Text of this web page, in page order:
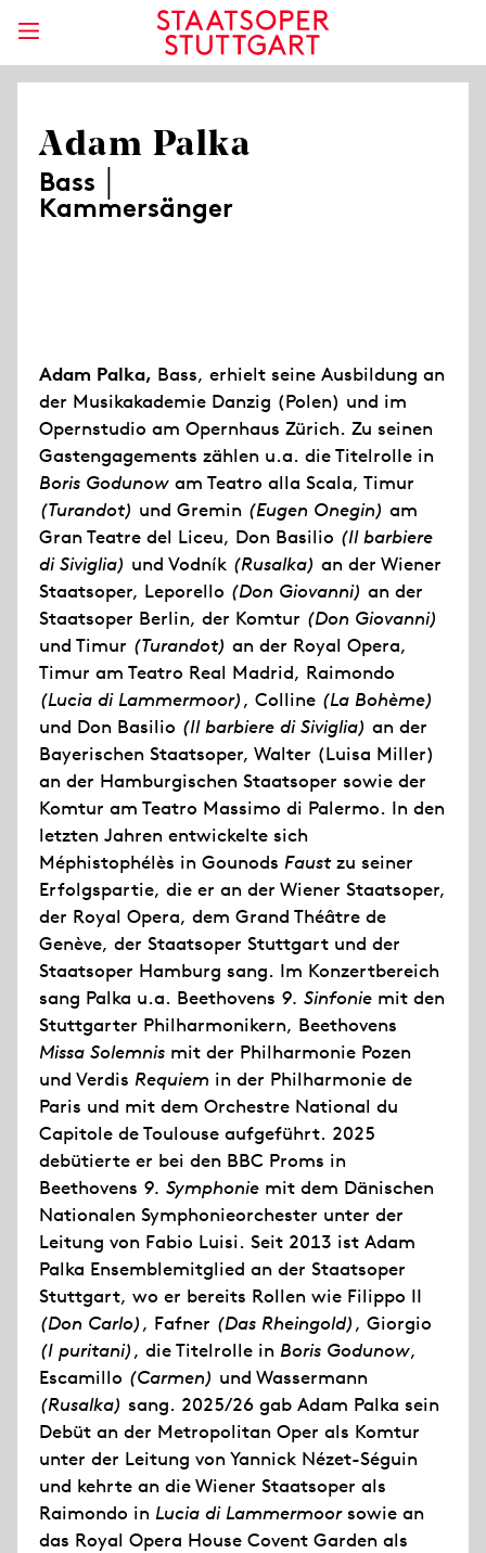
Adam Palka
Bass │
Kammersänger
Adam Palka, Bass, erhielt seine Ausbildung an
der Musikakademie Danzig (Polen) und im
Opernstudio am Opernhaus Zürich. Zu seinen
Gastengagements zählen u.a. die Titelrolle in
Boris Godunow am Teatro alla Scala, Timur
(Turandot) und Gremin (Eugen Onegin) am
Gran Teatre del Liceu, Don Basilio (Il barbiere
di Siviglia) und Vodník (Rusalka) an der Wiener
Staatsoper, Leporello (Don Giovanni) an der
Staatsoper Berlin, der Komtur (Don Giovanni)
und Timur (Turandot) an der Royal Opera,
Timur am Teatro Real Madrid, Raimondo
(Lucia di Lammermoor), Colline (La Bohème)
und Don Basilio (Il barbiere di Siviglia) an der
Bayerischen Staatsoper, Walter (Luisa Miller)
an der Hamburgischen Staatsoper sowie der
Komtur am Teatro Massimo di Palermo. In den
letzten Jahren entwickelte sich
Méphistophélès in Gounods Faustzu seiner
Erfolgspartie, die er an der Wiener Staatsoper,
der Royal Opera, dem Grand Théâtre de
Genève, der Staatsoper Stuttgart und der
Staatsoper Hamburg sang. Im Konzertbereich
sang Palka u.a. Beethovens 9. Sinfonie mit den
Stuttgarter Philharmonikern, Beethovens
Missa Solemnis mit der Philharmonie Pozen
und Verdis Requiem in der Philharmonie de
Paris und mit dem Orchestre National du
Capitole de Toulouse aufgeführt. 2025
debütierte er bei den BBC Proms in
Beethovens 9. Symphonie mit dem Dänischen
Nationalen Symphonieorchester unter der
Leitung von Fabio Luisi. Seit 2013 ist Adam
Palka Ensemblemitglied an der Staatsoper
Stuttgart, wo er bereits Rollen wie Filippo II
(Don Carlo), Fafner (Das Rheingold), Giorgio
(I puritani), die Titelrolle in Boris Godunow,
Escamillo (Carmen) und Wassermann
(Rusalka) sang. 2025/26 gab Adam Palka sein
Debüt an der Metropolitan Oper als Komtur
unter der Leitung von Yannick Nézet-Séguin
und kehrte an die Wiener Staatsoper als
Raimondo in Lucia di Lammermoorsowie an
das Royal Opera House Covent Garden als